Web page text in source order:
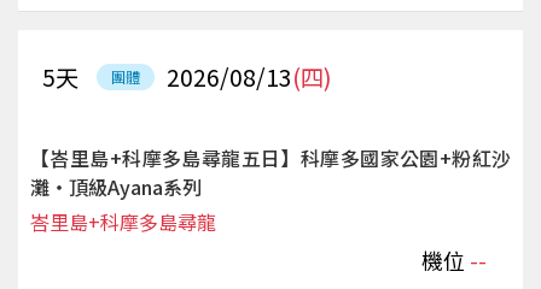
團體 2026/08/13(四)
5天
【峇里島+科摩多島尋龍五日】科摩多國家公園+粉紅沙
灘‧頂級Ayana系列
機位 --
峇里島+科摩多島尋龍